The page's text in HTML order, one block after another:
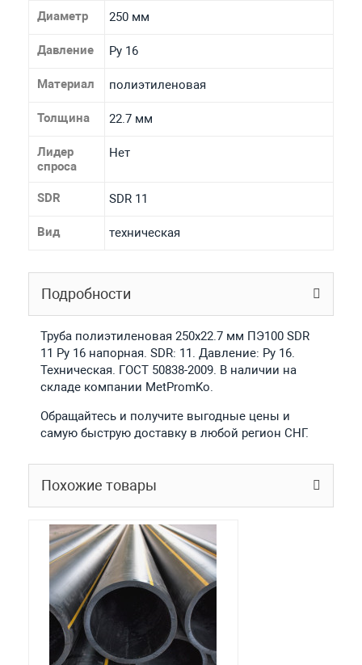
Диаметр 250 мм
Давление Ру 16
Материал полиэтиленовая
Толщина 22.7 мм
Лидер
спроса
Нет
SDR SDR 11
Вид техническая
Подробности
Труба полиэтиленовая 250х22.7 мм ПЭ100 SDR
11 Ру 16 напорная. SDR: 11. Давление: Ру 16.
Техническая. ГОСТ 50838-2009. В наличии на
складе компании MetPromKo.
Обращайтесь и получите выгодные цены и
самую быструю доставку в любой регион СНГ.
Похожие товары